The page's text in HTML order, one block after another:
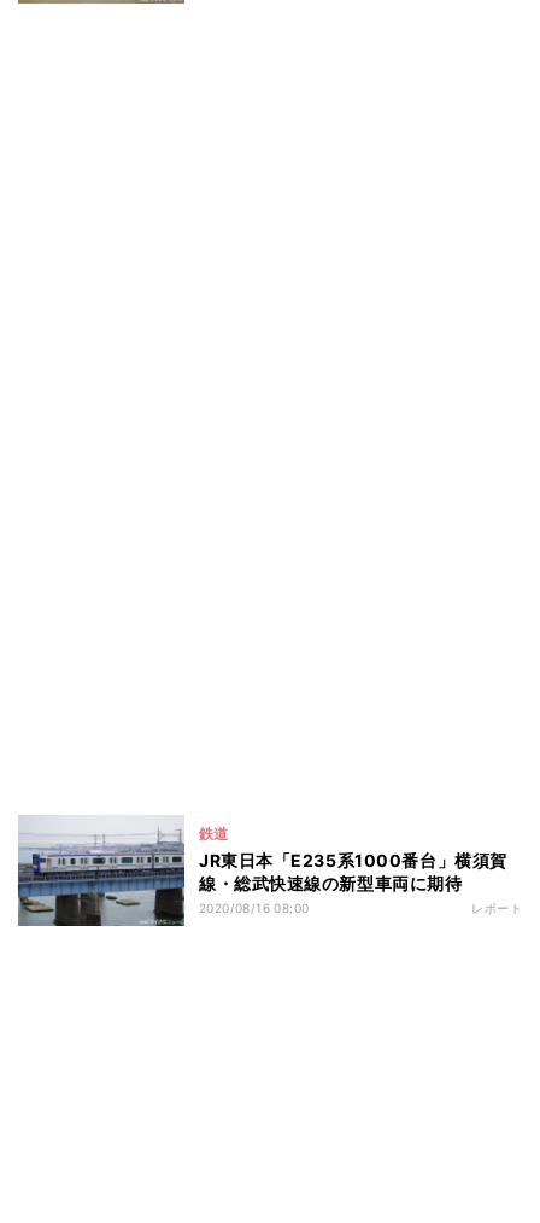
鉄道
JR東日本「E235系1000番台」横須賀
線・総武快速線の新型車両に期待
2020/08/16 08:00 レポート